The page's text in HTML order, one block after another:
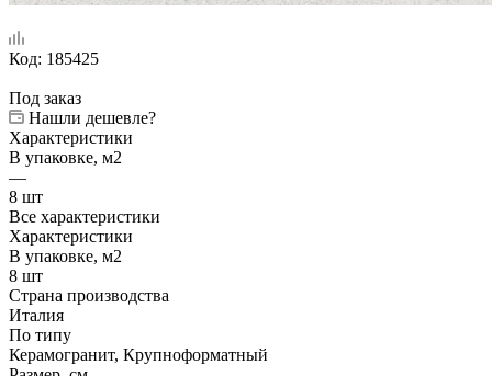
Код: 185425
Под заказ
Нашли дешевле?
Характеристики
В упаковке, м2
—
8 шт
Все характеристики
Характеристики
В упаковке, м2
8 шт
Страна производства
Италия
По типу
Керамогранит, Крупноформатный